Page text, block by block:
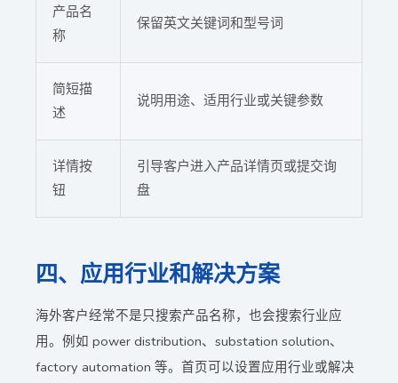
产品名
称
保留英文关键词和型号词
简短描
述
说明用途、适用行业或关键参数
详情按
钮
引导客户进入产品详情页或提交询
盘
四、应用行业和解决方案
海外客户经常不是只搜索产品名称，也会搜索行业应
用。例如 power distribution、substation solution、
factory automation 等。首页可以设置应用行业或解决